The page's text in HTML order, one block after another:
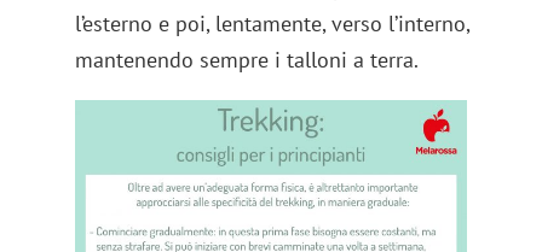
l’esterno e poi, lentamente, verso l’interno,
mantenendo sempre i talloni a terra.